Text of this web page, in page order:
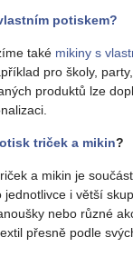
potiskem?
také mikiny s
pro školy,
produktů lze
triček a mikin?
a mikin je
jednotlivce i větší
nebo různé
přesně podle